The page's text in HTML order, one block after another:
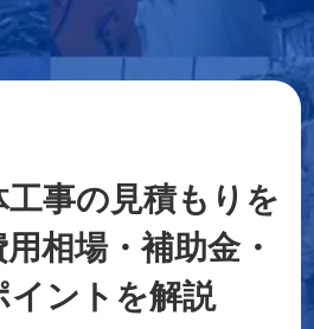
事の見積もりを
相場・補助金・
イントを解説